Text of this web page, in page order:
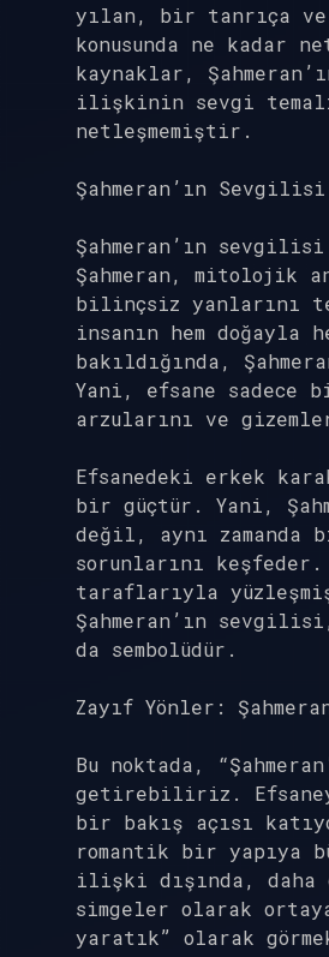
yılan, bir tanrıça
konusunda ne kadar
kaynaklar,
ilişkinin sevgi temalı
netleşmemiştir.
Şahmeran’ın
Şahmeran’ın
Şahmeran, mitolojik
bilinçsiz yanlarını
insanın hem
bakıldığında,
Yani, efsane sadece
arzularını ve
Efsanedeki erkek
bir güçtür. Yani,
değil, aynı
sorunlarını
taraflarıyla
Şahmeran’ın
da sembolüdür.
Zayıf Yönler:
Bu noktada,
getirebiliriz.
bir bakış açısı
romantik bir yapıya
ilişki dışında, daha
simgeler olarak
yaratık” olarak